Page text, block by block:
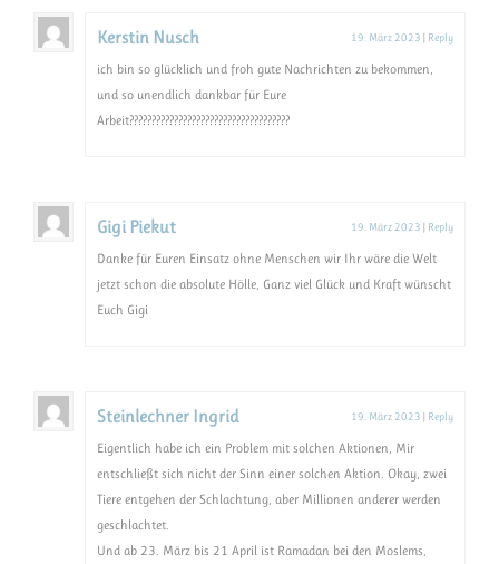
Kerstin Nusch 19. März 2023 | Reply
ich bin so glücklich und froh gute Nachrichten zu bekommen,
und so unendlich dankbar für Eure
Arbeit????????????????????????????????????
Gigi Piekut 19. März 2023 | Reply
Danke für Euren Einsatz ohne Menschen wir Ihr wäre die Welt
jetzt schon die absolute Hölle, Ganz viel Glück und Kraft wünscht
Euch Gigi
Steinlechner Ingrid 19. März 2023 | Reply
Eigentlich habe ich ein Problem mit solchen Aktionen, Mir
entschließt sich nicht der Sinn einer solchen Aktion. Okay, zwei
Tiere entgehen der Schlachtung, aber Millionen anderer werden
geschlachtet.
Und ab 23. März bis 21 April ist Ramadan bei den Moslems,